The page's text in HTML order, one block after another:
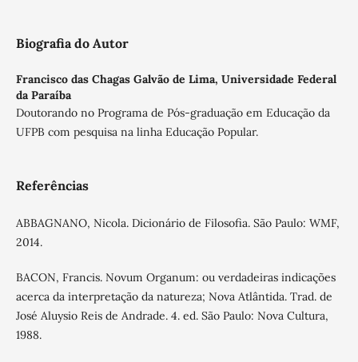
Biografia do Autor
Francisco das Chagas Galvão de Lima, Universidade Federal
da Paraíba
Doutorando no Programa de Pós-graduação em Educação da
UFPB com pesquisa na linha Educação Popular.
Referências
ABBAGNANO, Nicola. Dicionário de Filosofia. São Paulo: WMF,
2014.
BACON, Francis. Novum Organum: ou verdadeiras indicações
acerca da interpretação da natureza; Nova Atlântida. Trad. de
José Aluysio Reis de Andrade. 4. ed. São Paulo: Nova Cultura,
1988.